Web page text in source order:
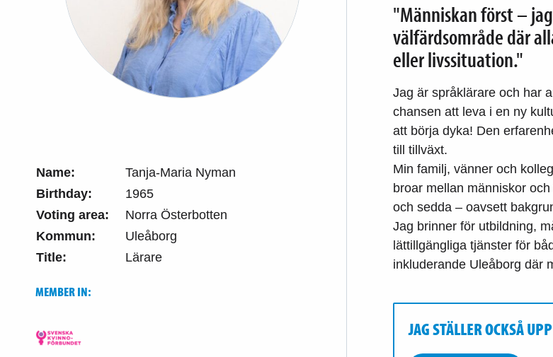
Name:
Tanja-Maria Nyman
Birthday:
1965
Voting area:
Norra Österbotten
Kommun:
Uleåborg
Title:
Lärare
MEMBER IN:
"Människan först –
välfärdsområde där
eller livssituation."
Jag är språklärare och har
chansen att leva i en ny
att börja dyka! Den
till tillväxt.
Min familj, vänner och
broar mellan människor
och sedda – oavsett
Jag brinner för utbildning,
lättillgängliga tjänster för
inkluderande Uleåborg där
JAG STÄLLER OCKSÅ